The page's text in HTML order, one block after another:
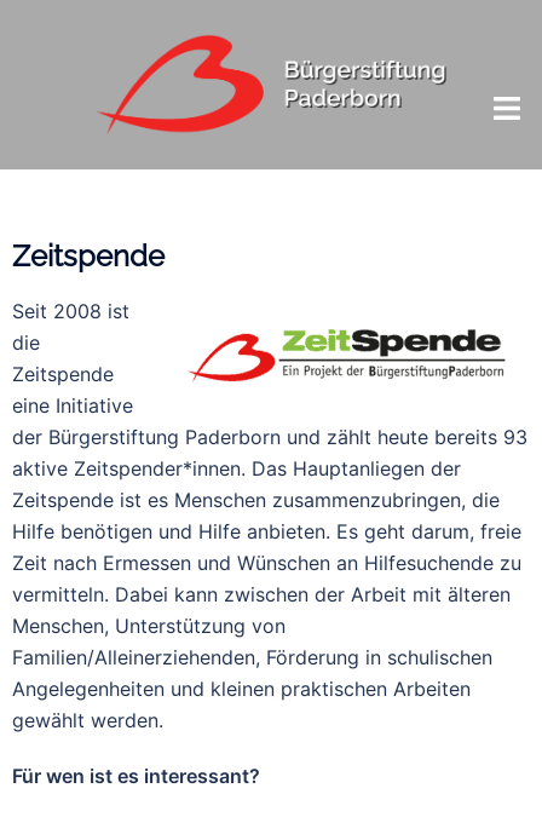
Zeitspende
Seit 2008 ist
die
Zeitspende
eine Initiative
der Bürgerstiftung Paderborn und zählt heute bereits 93
aktive Zeitspender*innen. Das Hauptanliegen der
Zeitspende ist es Menschen zusammenzubringen, die
Hilfe benötigen und Hilfe anbieten. Es geht darum, freie
Zeit nach Ermessen und Wünschen an Hilfesuchende zu
vermitteln. Dabei kann zwischen der Arbeit mit älteren
Menschen, Unterstützung von
Familien/Alleinerziehenden, Förderung in schulischen
Angelegenheiten und kleinen praktischen Arbeiten
gewählt werden.
Für wen ist es interessant?